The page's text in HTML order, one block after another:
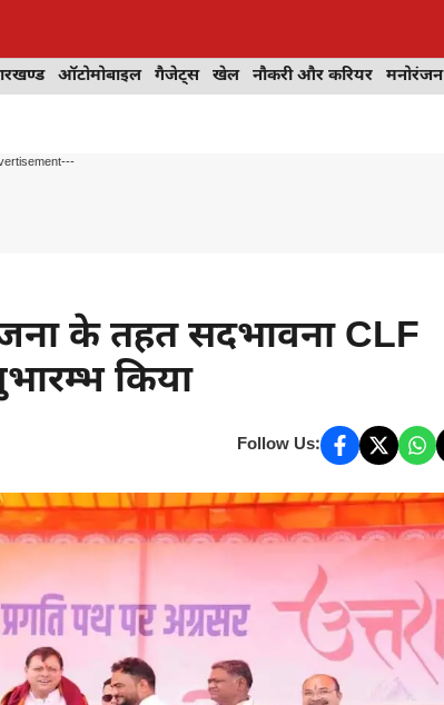
ऑटोमोबाइल गैजेट्स खेल नौकरी और करियर मनोरंजन
के तहत सदभावना CLF
किया
Follow Us: